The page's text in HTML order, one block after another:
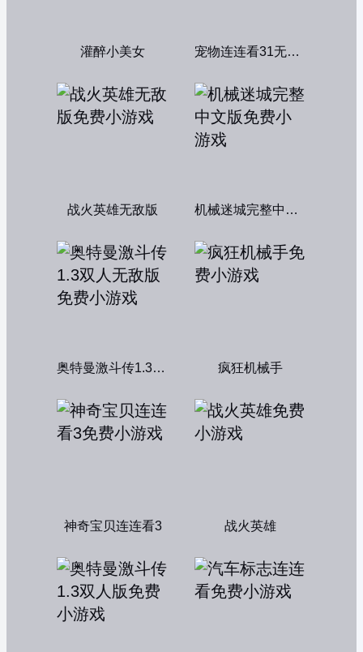
灌醉小美女 宠物连连看31无敌版
战火英雄无敌版 机械迷城完整中文版
奥特曼激斗传1.3双人无敌版 疯狂机械手
神奇宝贝连连看3 战火英雄